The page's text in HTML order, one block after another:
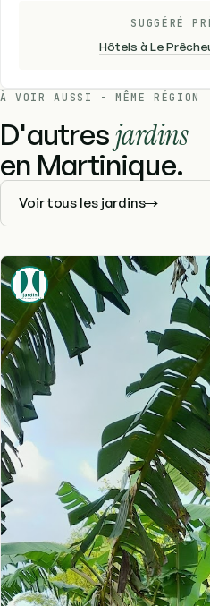
SUGGÉRÉ
Hôtels à Le
À VOIR AUSSI - MÊME RÉGION
D'autresjardins
en Martinique.
Voir tous les jardins